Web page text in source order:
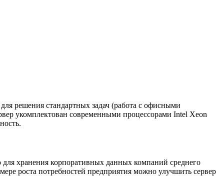
решения стандартных задач (работа с офисными
укомплектован современными процессорами Intel Xeon
хранения корпоративных данных компаний среднего
роста потребностей предприятия можно улучшить сервер